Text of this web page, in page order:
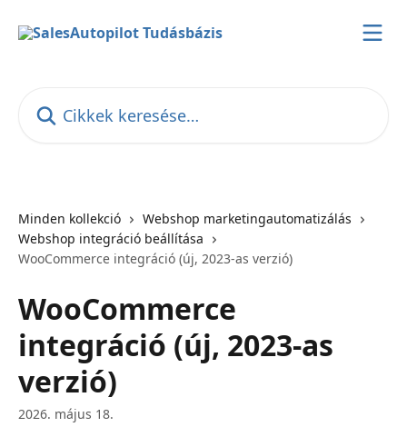
Minden kollekció
Webshop marketingautomatizálás
Webshop integráció beállítása
WooCommerce integráció (új, 2023-as verzió)
WooCommerce
integráció (új, 2023-as
verzió)
2026. május 18.